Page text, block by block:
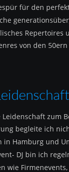
für den
Repertoires
von den
zum
begleite ich
in Hamburg und
DJ bin ich
wie